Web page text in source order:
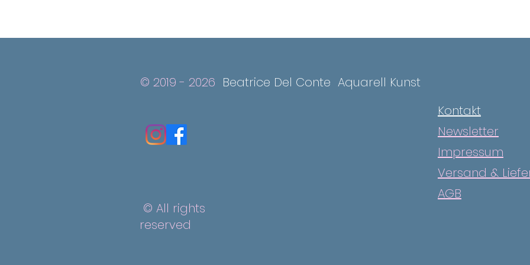
© 2019 - 2026 Beatrice Del Conte Aquarell Kunst
© All rights
reserved
Kontakt
Newsletter
Impressum
Versand &
AGB